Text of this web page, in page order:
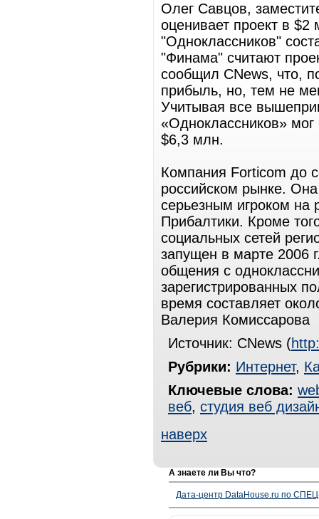
Олег Савцов,
оценивает проект в
"Одноклассников"
"Финама" считают
сообщил CNews, что,
прибыль, но, тем не
Учитывая все
«Одноклассников»
$6,3 млн.
Компания Forticom до
российском рынке.
серьезным игроком на
Прибалтики. Кроме
социальных сетей
запущен в марте 2006
общения с
зарегистрированных
время составляет
Валерия Комиссарова
Источник: CNews (
Рубрики: Интернет,
Ключевые слова:
веб, студия веб
наверх
А знаете ли Вы что?
Дата-центр DataHouse.ru по